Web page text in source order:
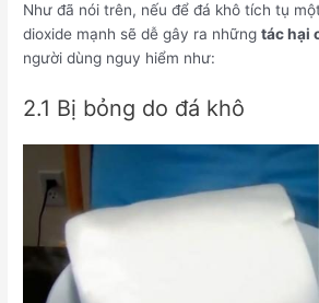
Như đã nói trên, nếu để đá khô tích tụ
dioxide mạnh sẽ dễ gây ra nhữngtác hại
người dùng nguy hiểm như:
2.1 Bị bỏng do đá khô